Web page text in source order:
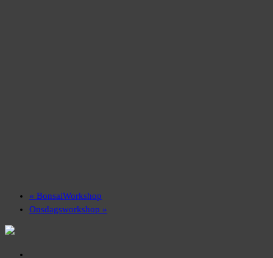
« BonsaiWorkshop
Onsdagsworkshop »